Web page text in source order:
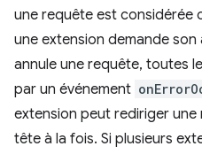
une requête est considérée
une extension demande son
annule une requête, toutes
par un événement
extension peut rediriger
tête à la fois. Si plusieurs